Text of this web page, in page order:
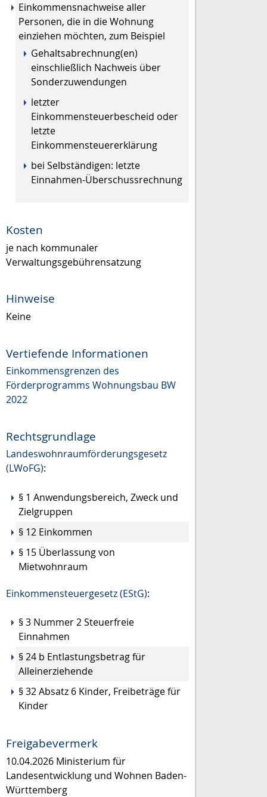
Einkommensnachweise aller
Personen, die in die Wohnung
einziehen möchten, zum Beispiel
Gehaltsabrechnung(en)
einschließlich Nachweis über
Sonderzuwendungen
letzter
Einkommensteuerbescheid oder
letzte
Einkommensteuererklärung
bei Selbständigen: letzte
Einnahmen-Überschussrechnung
Kosten
je nach kommunaler
Verwaltungsgebührensatzung
Hinweise
Keine
Vertiefende Informationen
Einkommensgrenzen des
Förderprogramms Wohnungsbau BW
2022
Rechtsgrundlage
Landeswohnraumförderungsgesetz
(LWoFG):
§ 1 Anwendungsbereich, Zweck und
Zielgruppen
§ 12 Einkommen
§ 15 Überlassung von
Mietwohnraum
Einkommensteuergesetz (EStG):
§ 3 Nummer 2 Steuerfreie
Einnahmen
§ 24 b Entlastungsbetrag für
Alleinerziehende
§ 32 Absatz 6 Kinder, Freibeträge für
Kinder
Freigabevermerk
10.04.2026 Ministerium für
Landesentwicklung und Wohnen Baden-
Württemberg